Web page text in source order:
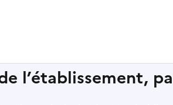
l’établissement,